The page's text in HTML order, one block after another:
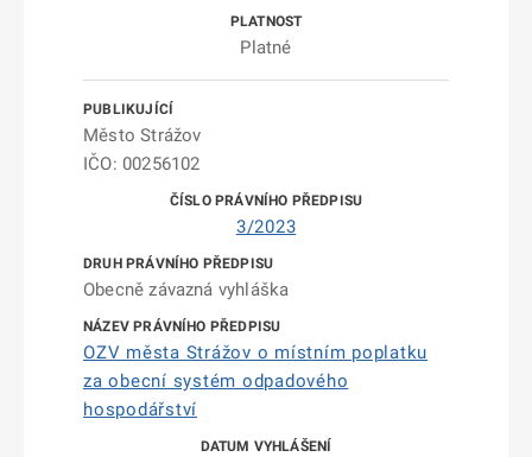
Platné
Město Strážov
IČO: 00256102
3/2023
Obecně závazná vyhláška
OZV města Strážov o místním poplatku
za obecní systém odpadového
hospodářství